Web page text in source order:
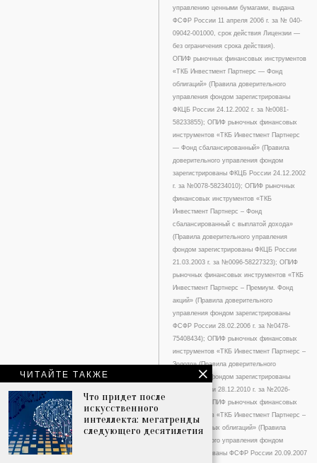
ЧИТАЙТЕ ТАКЖЕ
Что придет после
искусственного
интеллекта: мегатренды
следующего десятилетия
управлению ценными бумагами, выдана
ФСФР России 11 апреля 2006 г. за № 040-
09042-001000, срок действия Лицензии —
без ограничения срока действия).
ОПИФ рыночных финансовых инструментов
«ТКБ Инвестмент Партнерс — Фонд
облигаций» (Правила доверительного
управления фондом зарегистрированы
ФКЦБ России 24.12.2002 г. за №0081-
58233855); ОПИФ рыночных финансовых
инструментов «ТКБ Инвестмент Партнерс
— Фонд сбалансированный» (Правила
доверительного управления фондом
зарегистрированы ФКЦБ России 24.12.2002
г. за №0078-58234010); ОПИФ рыночных
финансовых инструментов «ТКБ
Инвестмент Партнерс – Фонд
сбалансированный с выплатой дохода»
(Правила доверительного управления
фондом зарегистрированы ФКЦБ России
21.03.2003 г. за №0096-58227323); ОПИФ
рыночных финансовых инструментов «ТКБ
Инвестмент Партнерс – Премиум. Фонд
акций» (Правила доверительного
управления фондом зарегистрированы
ФСФР России 28.02.2006 г. за №0478-
75408434); ОПИФ рыночных финансовых
инструментов «ТКБ Инвестмент Партнерс –
Золото» (Правила доверительного
управления фондом зарегистрированы
ФСФР России 28.12.2010 г. за №2026-
94198244); ОПИФ рыночных финансовых
инструментов «ТКБ Инвестмент Партнерс –
Фонд валютных облигаций» (Правила
доверительного управления фондом
зарегистрированы ФСФР России 20.09.2007